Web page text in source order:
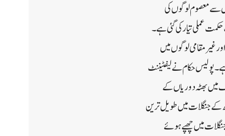
لوگوں سمیت12 شہری مارے گئے ہیں جس سے معصوم لوگوں کی
عملی تیار کی گئی ہے۔
غیر مقامی لوگوں میں
پولیس حکام نے لیفٹیننٹ
میں بھٹہ دوریاں کے
کے جنگلات میں طویل ترین
چمر کے جنگلات میں چھپے ہوئے